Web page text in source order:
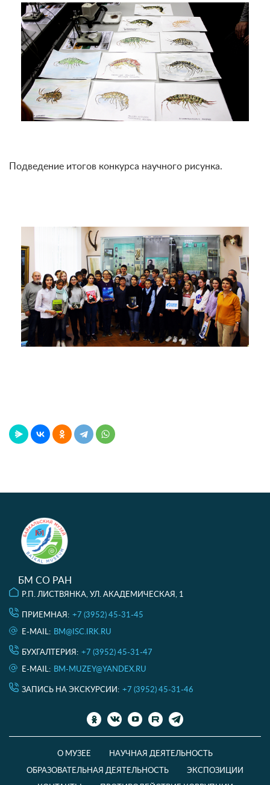
Подведение итогов конкурса научного рисунка.
БМ СО РАН
О МУЗЕЕ НАУЧНАЯ ДЕЯТЕЛЬНОСТЬ
ОБРАЗОВАТЕЛЬНАЯ ДЕЯТЕЛЬНОСТЬ ЭКСПОЗИЦИИ
Р.П. ЛИСТВЯНКА, УЛ. АКАДЕМИЧЕСКАЯ, 1
ПРИЕМНАЯ: +7 (3952) 45-31-45
E-MAIL: BM@ISC.IRK.RU
БУХГАЛТЕРИЯ: +7 (3952) 45-31-47
E-MAIL: BM-MUZEY@YANDEX.RU
ЗАПИСЬ НА ЭКСКУРСИИ: +7 (3952) 45-31-46